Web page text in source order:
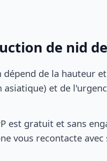
de nid
de la hauteur
et de
est gratuit et sans
vous recontacte